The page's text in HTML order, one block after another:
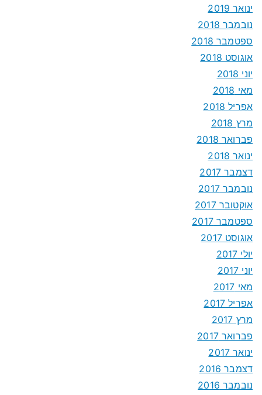
ינואר 2019
נובמבר 2018
ספטמבר 2018
אוגוסט 2018
יוני 2018
מאי 2018
אפריל 2018
מרץ 2018
פברואר 2018
ינואר 2018
דצמבר 2017
נובמבר 2017
אוקטובר 2017
ספטמבר 2017
אוגוסט 2017
יולי 2017
יוני 2017
מאי 2017
אפריל 2017
מרץ 2017
פברואר 2017
ינואר 2017
דצמבר 2016
נובמבר 2016